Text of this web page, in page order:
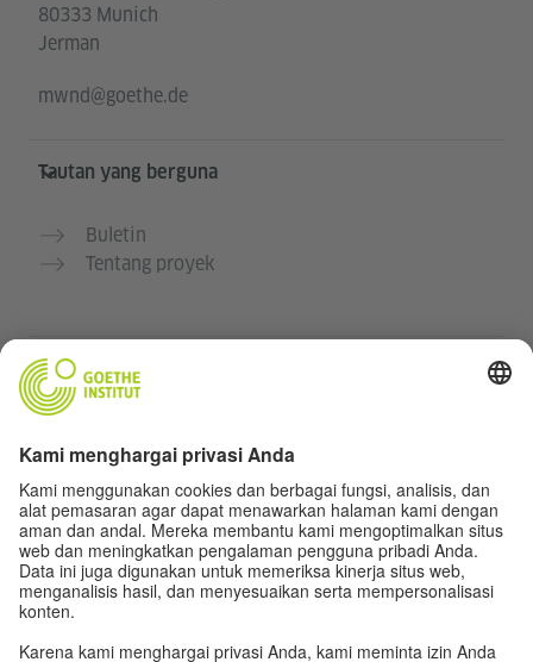
80333 Munich
Jerman
mwnd@goethe.de
Tautan yang berguna
Buletin
Tentang proyek
Situs web lainnya
Latihan bahasa Jerman secara gratis
Kursus bahasa Jerman dari Goethe-Institut
Portal guru “Deutschstunde”
Privasi dan Aksesibilitas